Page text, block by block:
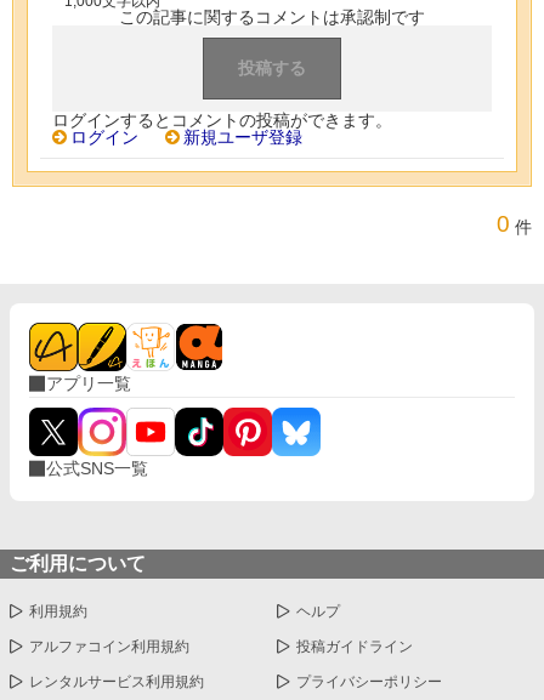
この記事に関するコメントは承認制です
ログインするとコメントの投稿ができます。
ログイン
新規ユーザ登録
0 件
アプリ一覧
公式SNS一覧
ご利用について
利用規約 ヘルプ
アルファコイン利用規約 投稿ガイドライン
レンタルサービス利用規約 プライバシーポリシー